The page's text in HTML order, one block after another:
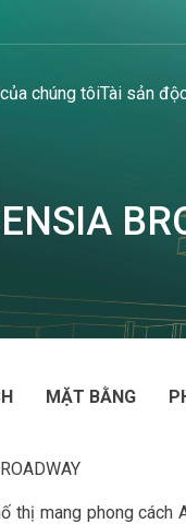
chúng tôiTài sản
MẶT BẰNG
thị mang phong